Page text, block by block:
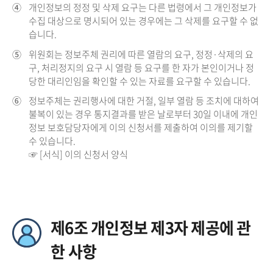
④ 개인정보의 정정 및 삭제 요구는 다른 법령에서 그 개인정보가
수집 대상으로 명시되어 있는 경우에는 그 삭제를 요구할 수 없
습니다.
⑤ 위원회는 정보주체 권리에 따른 열람의 요구, 정정·삭제의 요
구, 처리정지의 요구 시 열람 등 요구를 한 자가 본인이거나 정
당한 대리인임을 확인할 수 있는 자료를 요구할 수 있습니다.
⑥ 정보주체는 권리행사에 대한 거절, 일부 열람 등 조치에 대하여
불복이 있는 경우 통지결과를 받은 날로부터 30일 이내에 개인
정보 보호담당자에게 이의 신청서를 제출하여 이의를 제기할
수 있습니다.
☞ [서식] 이의 신청서 양식
제6조 개인정보 제3자 제공에 관
한 사항